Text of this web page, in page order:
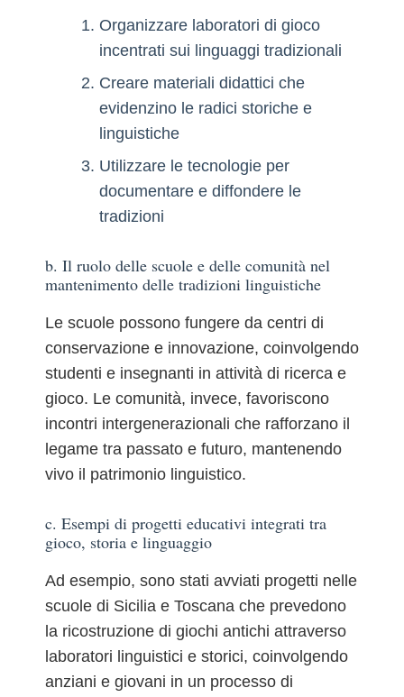
Organizzare laboratori di gioco
incentrati sui linguaggi tradizionali
Creare materiali didattici che
evidenzino le radici storiche e
linguistiche
Utilizzare le tecnologie per
documentare e diffondere le
tradizioni
b. Il ruolo delle scuole e delle comunità nel
mantenimento delle tradizioni linguistiche
Le scuole possono fungere da centri di
conservazione e innovazione, coinvolgendo
studenti e insegnanti in attività di ricerca e
gioco. Le comunità, invece, favoriscono
incontri intergenerazionali che rafforzano il
legame tra passato e futuro, mantenendo
vivo il patrimonio linguistico.
c. Esempi di progetti educativi integrati tra
gioco, storia e linguaggio
Ad esempio, sono stati avviati progetti nelle
scuole di Sicilia e Toscana che prevedono
la ricostruzione di giochi antichi attraverso
laboratori linguistici e storici, coinvolgendo
anziani e giovani in un processo di